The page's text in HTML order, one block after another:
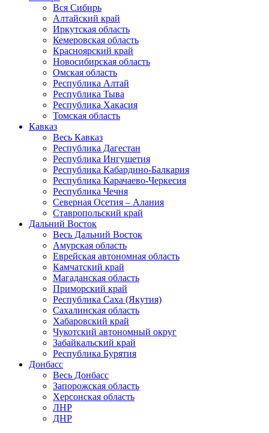
Вся Сибирь
Алтайский край
Иркутская область
Кемеровская область
Красноярский край
Новосибирская область
Омская область
Республика Алтай
Республика Тыва
Республика Хакасия
Томская область
Кавказ
Весь Кавказ
Республика Дагестан
Республика Ингушетия
Республика Кабардино-Балкария
Республика Карачаево-Черкесия
Республика Чечня
Северная Осетия – Алания
Ставропольский край
Дальний Восток
Весь Дальний Восток
Амурская область
Еврейская автономная область
Камчатский край
Магаданская область
Приморский край
Республика Саха (Якутия)
Сахалинская область
Хабаровский край
Чукотский автономный округ
Забайкальский край
Республика Бурятия
Донбасс
Весь Донбасс
Запорожская область
Херсонская область
ЛНР
ДНР